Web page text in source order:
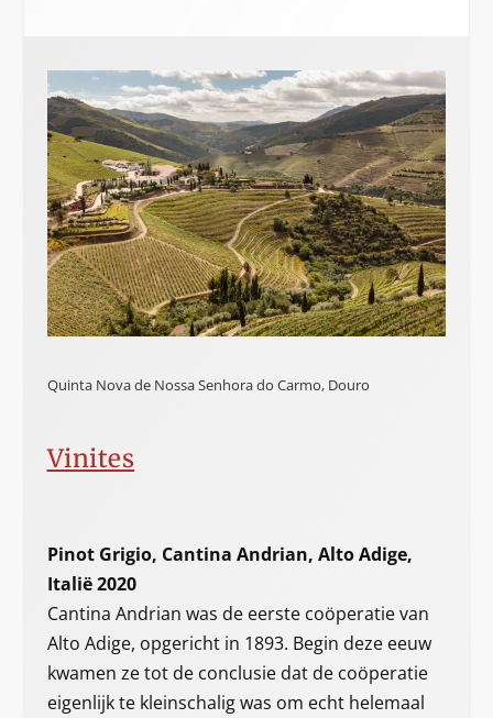
Quinta Nova de Nossa Senhora do Carmo, Douro
Vinites
Pinot Grigio, Cantina Andrian, Alto Adige,
Italië 2020
Cantina Andrian was de eerste coöperatie van
Alto Adige, opgericht in 1893. Begin deze eeuw
kwamen ze tot de conclusie dat de coöperatie
eigenlijk te kleinschalig was om echt helemaal